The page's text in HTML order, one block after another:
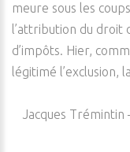
meure sous les
l’attribution du droit
d’impôts. Hier,
légitimé l’exclusion,
Jacques Trémintin